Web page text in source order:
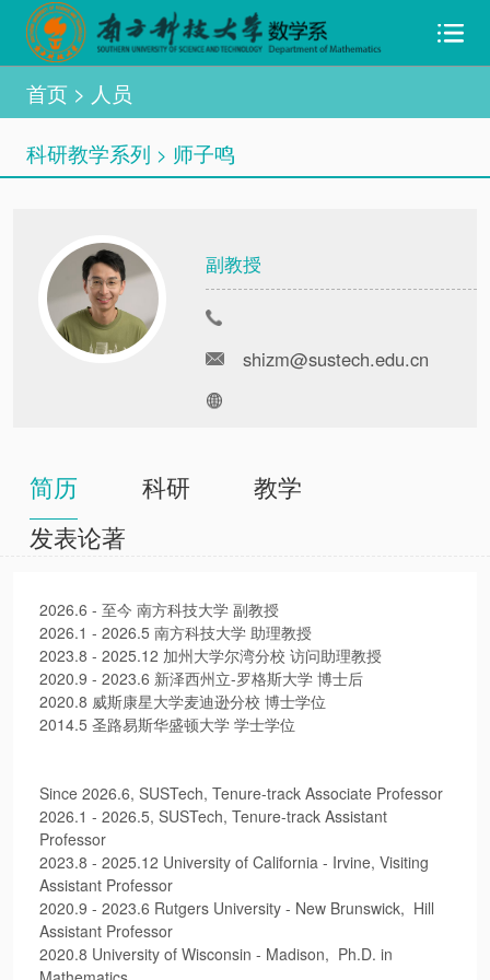
首页> 人员
科研教学系列 > 师子鸣
副教授
shizm@sustech.edu.cn
简历 科研
教学
发表论著
2026.6 - 至今 南方科技大学 副教授
2026.1 - 2026.5 南方科技大学 助理教授
2023.8 - 2025.12 加州大学尔湾分校 访问助理教授
2020.9 - 2023.6 新泽西州立-罗格斯大学 博士后
2020.8 威斯康星大学麦迪逊分校 博士学位
2014.5 圣路易斯华盛顿大学 学士学位
Since 2026.6, SUSTech, Tenure-track Associate Professor
2026.1 - 2026.5, SUSTech, Tenure-track Assistant
Professor
2023.8 - 2025.12 University of California - Irvine, Visiting
Assistant Professor
2020.9 - 2023.6 Rutgers University - New Brunswick, Hill
Assistant Professor
2020.8 University of Wisconsin - Madison, Ph.D. in